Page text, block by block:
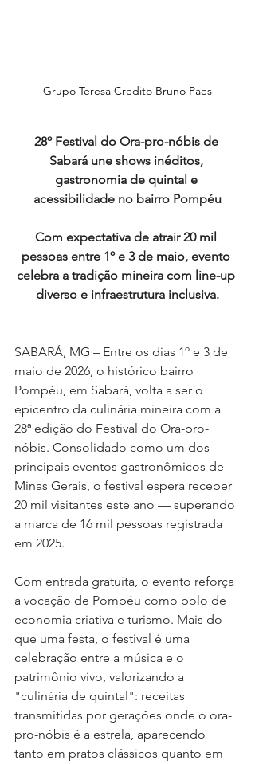
Grupo Teresa Credito Bruno Paes
28º Festival do Ora-pro-nóbis de
Sabará une shows inéditos,
gastronomia de quintal e
acessibilidade no bairro Pompéu
Com expectativa de atrair 20 mil
pessoas entre 1º e 3 de maio, evento
celebra a tradição mineira com line-up
diverso e infraestrutura inclusiva.
SABARÁ, MG – Entre os dias 1º e 3 de
maio de 2026, o histórico bairro
Pompéu, em Sabará, volta a ser o
epicentro da culinária mineira com a
28ª edição do Festival do Ora-pro-
nóbis. Consolidado como um dos
principais eventos gastronômicos de
Minas Gerais, o festival espera receber
20 mil visitantes este ano — superando
a marca de 16 mil pessoas registrada
em 2025.
Com entrada gratuita, o evento reforça
a vocação de Pompéu como polo de
economia criativa e turismo. Mais do
que uma festa, o festival é uma
celebração entre a música e o
patrimônio vivo, valorizando a
"culinária de quintal": receitas
transmitidas por gerações onde o ora-
pro-nóbis é a estrela, aparecendo
tanto em pratos clássicos quanto em